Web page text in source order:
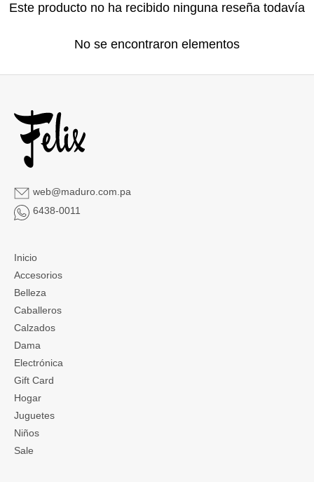
Este producto no ha recibido ninguna reseña todavía
No se encontraron elementos
web@maduro.com.pa
6438-0011
Inicio
Accesorios
Belleza
Caballeros
Calzados
Dama
Electrónica
Gift Card
Hogar
Juguetes
Niños
Sale